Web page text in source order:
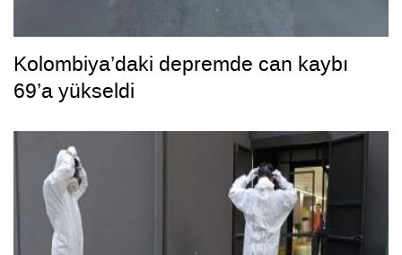
Kolombiya’daki depremde can kaybı
69’a yükseldi